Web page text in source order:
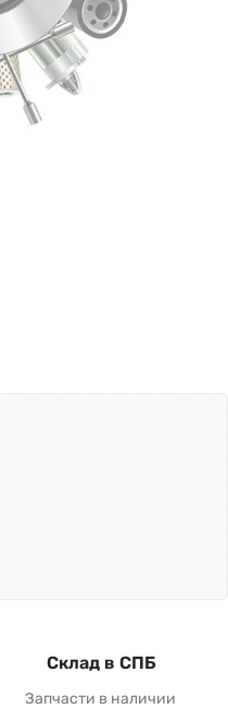
Склад в СПБ
Запчасти в наличии